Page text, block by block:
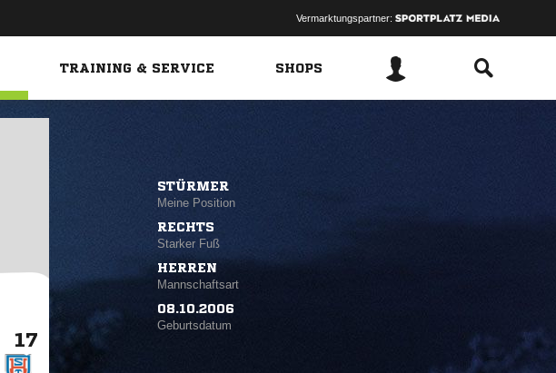
Vermarktungspartner:
TRAINING & SERVICE SHOPS
17
STÜRMER
Meine Position
RECHTS
Starker Fuß
HERREN
Mannschaftsart
08.10.2006
Geburtsdatum